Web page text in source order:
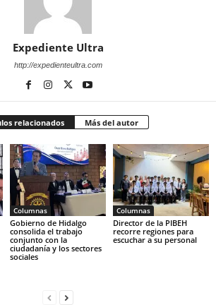
Expediente Ultra
http://expedienteultra.com
relacionados Más del autor
Columnas
Gobierno de Hidalgo
consolida el trabajo
conjunto con la
ciudadanía y los sectores
sociales
Columnas
Director de la PIBEH
recorre regiones para
escuchar a su personal